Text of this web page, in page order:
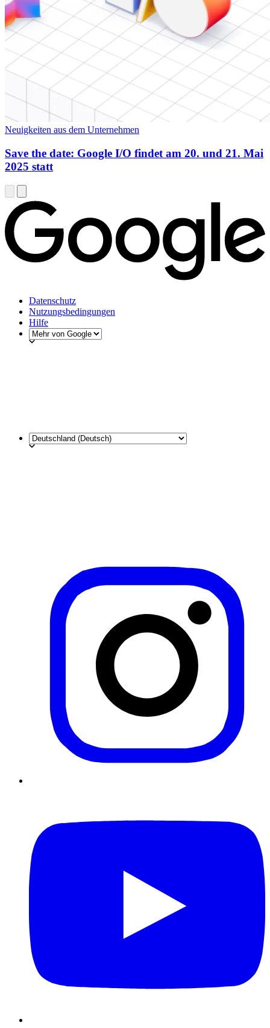
Neuigkeiten aus dem Unternehmen
Save the date: Google I/O findet am 20. und 21. Mai
2025 statt
Datenschutz
Nutzungsbedingungen
Hilfe